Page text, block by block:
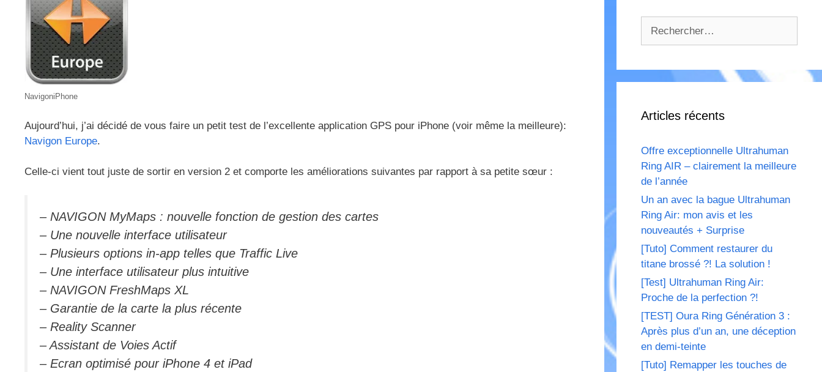
NavigoniPhone
Aujourd’hui, j’ai décidé de vous faire un petit test de l’excellente application GPS pour iPhone (voir même la meilleure):
Navigon Europe.
Celle-ci vient tout juste de sortir en version 2 et comporte les améliorations suivantes par rapport à sa petite sœur :
– NAVIGON MyMaps : nouvelle fonction de gestion des cartes
– Une nouvelle interface utilisateur
– Plusieurs options in-app telles que Traffic Live
– Une interface utilisateur plus intuitive
– NAVIGON FreshMaps XL
– Garantie de la carte la plus récente
– Reality Scanner
– Assistant de Voies Actif
– Ecran optimisé pour iPhone 4 et iPad
Articles récents
Offre exceptionnelle Ultrahuman
Ring AIR – clairement la meilleure
de l’année
Un an avec la bague Ultrahuman
Ring Air: mon avis et les
nouveautés + Surprise
[Tuto] Comment restaurer du
titane brossé ?! La solution !
[Test] Ultrahuman Ring Air:
Proche de la perfection ?!
[TEST] Oura Ring Génération 3 :
Après plus d’un an, une déception
en demi-teinte
[Tuto] Remapper les touches de